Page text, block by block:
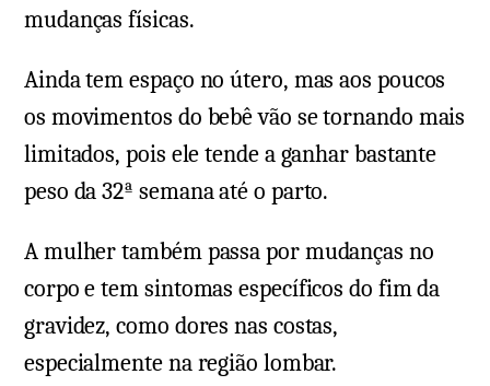
mudanças físicas.
Ainda tem espaço no útero, mas aos poucos
os movimentos do bebê vão se tornando mais
limitados, pois ele tende a ganhar bastante
peso da 32ª semana até o parto.
A mulher também passa por mudanças no
corpo e tem sintomas específicos do fim da
gravidez, como dores nas costas,
especialmente na região lombar.